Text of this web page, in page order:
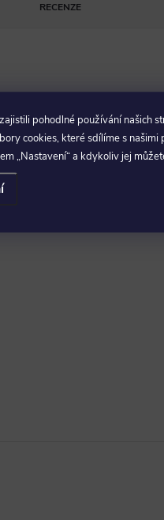
pohodlné používání našich
cookies, které sdílíme s
„Nastavení“ a kdykoliv jej
RECENZE
svým umístěním dává
peněžence a nářadí.
kapsy.